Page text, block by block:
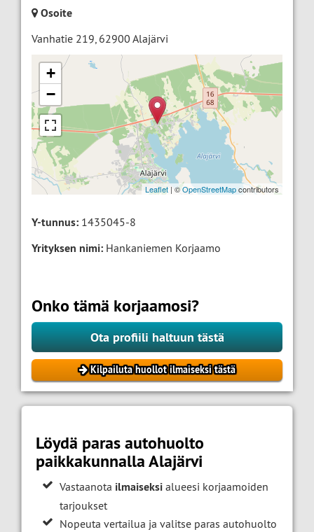
Osoite
Vanhatie 219, 62900 Alajärvi
+
−
Leaflet | ©OpenStreetMapcontributors
Y-tunnus: 1435045-8
Yrityksen nimi: Hankaniemen Korjaamo
Onko tämä korjaamosi?
Ota profiili haltuun tästä
Kilpailuta huollot ilmaiseksi tästä
Löydä paras autohuolto
paikkakunnalla Alajärvi
Vastaanota ilmaiseksi alueesi korjaamoiden
tarjoukset
Nopeuta vertailua ja valitse paras autohuolto